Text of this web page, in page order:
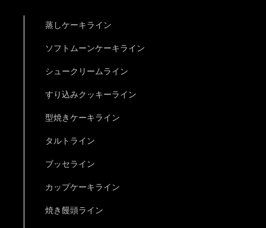
蒸しケーキライン
ソフトムーンケーキライン
シュークリームライン
すり込みクッキーライン
型焼きケーキライン
タルトライン
ブッセライン
カップケーキライン
焼き饅頭ライン